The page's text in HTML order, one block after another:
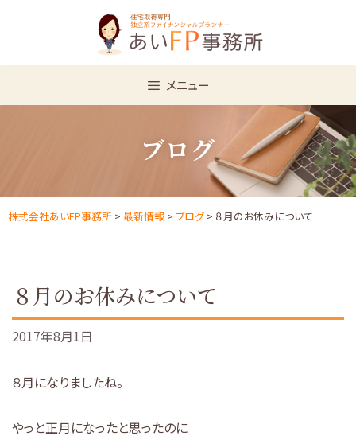
メニュー
ブログ
株式会社あいFP事務所 > 最新情報 > ブログ > ８月のお休みについて
８月のお休みについて
2017年8月1日
８月になりましたね。
やっと正月になったと思ったのに